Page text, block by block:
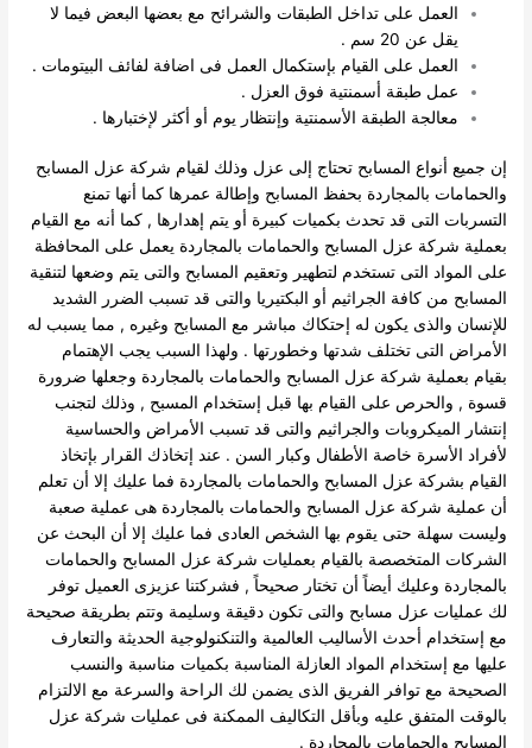
العمل على تداخل الطبقات والشرائح مع بعضها البعض فيما لا
يقل عن 20 سم .
العمل على القيام بإستكمال العمل فى اضافة لفائف البيتومات .
عمل طبقة أسمنتية فوق العزل .
معالجة الطبقة الأسمنتية وإنتظار يوم أو أكثر لإختبارها .
إن جميع أنواع المسابح تحتاج إلى عزل وذلك لقيام شركة عزل المسابح
والحمامات بالمجاردة بحفظ المسابح وإطالة عمرها كما أنها تمنع
التسربات التى قد تحدث بكميات كبيرة أو يتم إهدارها , كما أنه مع القيام
بعملية شركة عزل المسابح والحمامات بالمجاردة يعمل على المحافظة
على المواد التى تستخدم لتطهير وتعقيم المسابح والتى يتم وضعها لتنقية
المسابح من كافة الجراثيم أو البكتيريا والتى قد تسبب الضرر الشديد
للإنسان والذى يكون له إحتكاك مباشر مع المسابح وغيره , مما يسبب له
الأمراض التى تختلف شدتها وخطورتها . ولهذا السبب يجب الإهتمام
بقيام بعملية شركة عزل المسابح والحمامات بالمجاردة وجعلها ضرورة
قسوة , والحرص على القيام بها قبل إستخدام المسبح , وذلك لتجنب
إنتشار الميكروبات والجراثيم والتى قد تسبب الأمراض والحساسية
لأفراد الأسرة خاصة الأطفال وكبار السن . عند إتخاذك القرار بإتخاذ
القيام بشركة عزل المسابح والحمامات بالمجاردة فما عليك إلا أن تعلم
أن عملية شركة عزل المسابح والحمامات بالمجاردة هى عملية صعبة
وليست سهلة حتى يقوم بها الشخص العادى فما عليك إلا أن البحث عن
الشركات المتخصصة بالقيام بعمليات شركة عزل المسابح والحمامات
بالمجاردة وعليك أيضاً أن تختار صحيحاً , فشركتنا عزيزى العميل توفر
لك عمليات عزل مسابح والتى تكون دقيقة وسليمة وتتم بطريقة صحيحة
مع إستخدام أحدث الأساليب العالمية والتنكنولوجية الحديثة والتعارف
عليها مع إستخدام المواد العازلة المناسبة بكميات مناسبة والنسب
الصحيحة مع توافر الفريق الذى يضمن لك الراحة والسرعة مع الالتزام
بالوقت المتفق عليه وبأقل التكاليف الممكنة فى عمليات شركة عزل
المسابح والحمامات بالمجاردة .